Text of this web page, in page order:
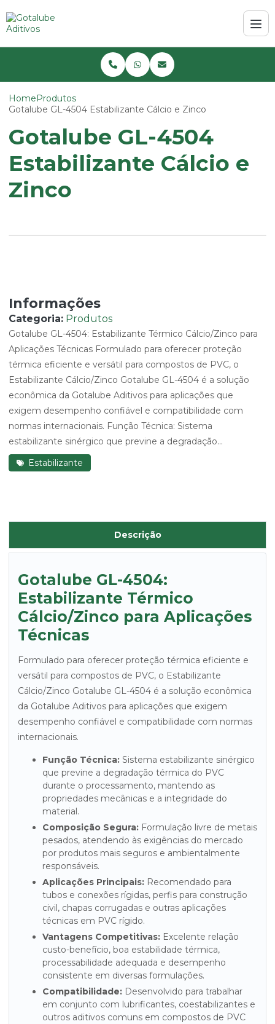
HomeProdutos
Gotalube GL-4504 Estabilizante Cálcio e Zinco
Gotalube GL-4504
Estabilizante Cálcio e
Zinco
Informações
Categoria: Produtos
Gotalube GL-4504: Estabilizante Térmico Cálcio/Zinco para
Aplicações Técnicas Formulado para oferecer proteção
térmica eficiente e versátil para compostos de PVC, o
Estabilizante Cálcio/Zinco Gotalube GL-4504 é a solução
econômica da Gotalube Aditivos para aplicações que
exigem desempenho confiável e compatibilidade com
normas internacionais. Função Técnica: Sistema
estabilizante sinérgico que previne a degradação...
Estabilizante
Descrição
Gotalube GL-4504:
Estabilizante Térmico
Cálcio/Zinco para Aplicações
Técnicas
Formulado para oferecer proteção térmica eficiente e
versátil para compostos de PVC, o Estabilizante
Cálcio/Zinco Gotalube GL-4504 é a solução econômica
da Gotalube Aditivos para aplicações que exigem
desempenho confiável e compatibilidade com normas
internacionais.
Função Técnica: Sistema estabilizante sinérgico
que previne a degradação térmica do PVC
durante o processamento, mantendo as
propriedades mecânicas e a integridade do
material.
Composição Segura: Formulação livre de metais
pesados, atendendo às exigências do mercado
por produtos mais seguros e ambientalmente
responsáveis.
Aplicações Principais: Recomendado para
tubos e conexões rígidas, perfis para construção
civil, chapas corrugadas e outras aplicações
técnicas em PVC rígido.
Vantagens Competitivas: Excelente relação
custo-benefício, boa estabilidade térmica,
processabilidade adequada e desempenho
consistente em diversas formulações.
Compatibilidade: Desenvolvido para trabalhar
em conjunto com lubrificantes, coestabilizantes e
outros aditivos comuns em compostos de PVC